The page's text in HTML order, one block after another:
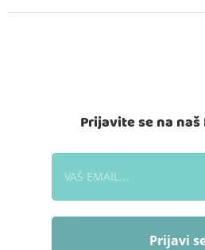
Prijavite se na
Prijavi